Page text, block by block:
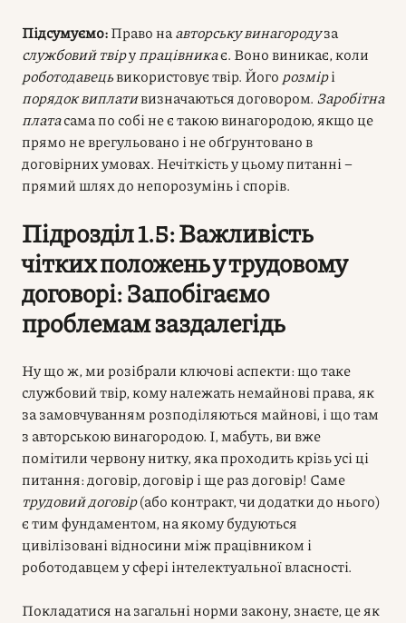
Підсумуємо:Право наавторську винагородуза
службовий твіру працівникає. Воно виникає, коли
роботодавецьвикористовує твір. Його розмірі
порядок виплативизначаються договором. Заробітна
платасама по собі не є такою винагородою, якщо це
прямо не врегульовано і не обґрунтовано в
договірних умовах. Нечіткість у цьому питанні –
прямий шлях до непорозумінь і спорів.
Підрозділ 1.5: Важливість
чітких положень у трудовому
договорі: Запобігаємо
проблемам заздалегідь
Ну що ж, ми розібрали ключові аспекти: що таке
службовий твір, кому належать немайнові права, як
за замовчуванням розподіляються майнові, і що там
з авторською винагородою. І, мабуть, ви вже
помітили червону нитку, яка проходить крізь усі ці
питання: договір, договір і ще раз договір! Саме
трудовий договір(або контракт, чи додатки до нього)
є тим фундаментом, на якому будуються
цивілізовані відносини між працівником і
роботодавцем у сфері інтелектуальної власності.
Покладатися на загальні норми закону, знаєте, це як